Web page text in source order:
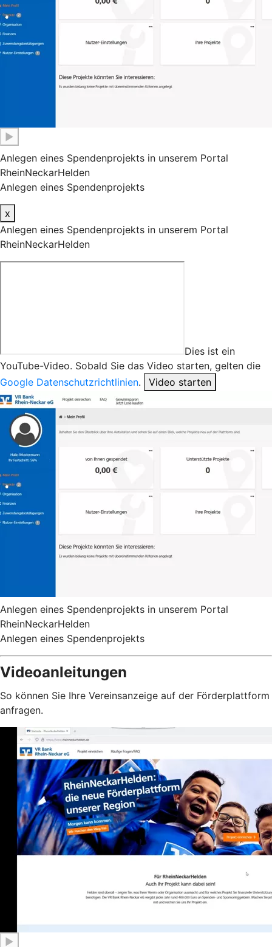
▶
Anlegen eines Spendenprojekts in unserem Portal
RheinNeckarHelden
Anlegen eines Spendenprojekts
x
Anlegen eines Spendenprojekts in unserem Portal
RheinNeckarHelden
Dies ist ein
YouTube-Video. Sobald Sie das Video starten, gelten die
Google Datenschutzrichtlinien. Video starten
Anlegen eines Spendenprojekts in unserem Portal
RheinNeckarHelden
Anlegen eines Spendenprojekts
Videoanleitungen
So können Sie Ihre Vereinsanzeige auf der Förderplattform
anfragen.
▶